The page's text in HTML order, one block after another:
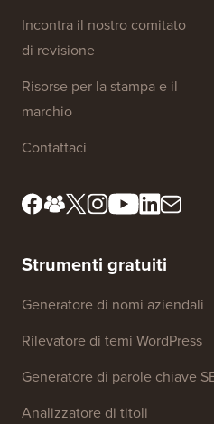
Incontra il nostro comitato
di revisione
Risorse per la stampa e il
marchio
Contattaci
Strumenti gratuiti
Generatore di nomi aziendali
Rilevatore di temi WordPress
Generatore di parole chiave
Analizzatore di titoli